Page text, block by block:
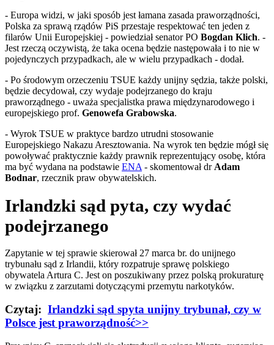
- Europa widzi, w jaki sposób jest łamana zasada praworządności,
Polska za sprawą rządów PiS przestaje respektować ten jeden z
filarów Unii Europejskiej - powiedział senator PO Bogdan Klich. -
Jest rzeczą oczywistą, że taka ocena będzie następowała i to nie w
pojedynczych przypadkach, ale w wielu przypadkach - dodał.
- Po środowym orzeczeniu TSUE każdy unijny sędzia, także polski,
będzie decydował, czy wydaje podejrzanego do kraju
praworządnego - uważa specjalistka prawa międzynarodowego i
europejskiego prof. Genowefa Grabowska.
- Wyrok TSUE w praktyce bardzo utrudni stosowanie
Europejskiego Nakazu Aresztowania. Na wyrok ten będzie mógł się
powoływać praktycznie każdy prawnik reprezentujący osobę, która
ma być wydana na podstawie ENA - skomentował dr Adam
Bodnar, rzecznik praw obywatelskich.
Irlandzki sąd pyta, czy wydać
podejrzanego
Zapytanie w tej sprawie skierował 27 marca br. do unijnego
trybunału sąd z Irlandii, który rozpatruje sprawę polskiego
obywatela Artura C. Jest on poszukiwany przez polską prokuraturę
w związku z zarzutami dotyczącymi przemytu narkotyków.
Czytaj: Irlandzki sąd spyta unijny trybunał, czy w
Polsce jest praworządność>>